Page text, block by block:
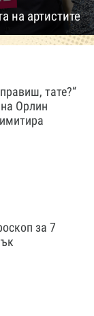
на артистите
тате?“
Орлин
за 7